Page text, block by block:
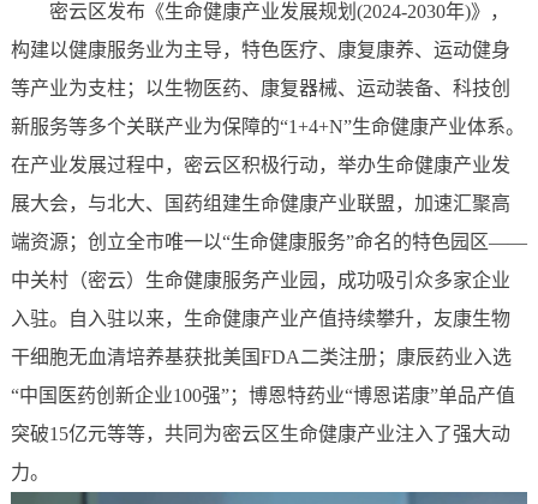
密云区发布《生命健康产业发展规划(2024-2030年)》，
构建以健康服务业为主导，特色医疗、康复康养、运动健身
等产业为支柱；以生物医药、康复器械、运动装备、科技创
新服务等多个关联产业为保障的“1+4+N”生命健康产业体系。
在产业发展过程中，密云区积极行动，举办生命健康产业发
展大会，与北大、国药组建生命健康产业联盟，加速汇聚高
端资源；创立全市唯一以“生命健康服务”命名的特色园区——
中关村（密云）生命健康服务产业园，成功吸引众多家企业
入驻。自入驻以来，生命健康产业产值持续攀升，友康生物
干细胞无血清培养基获批美国FDA二类注册；康辰药业入选
“中国医药创新企业100强”；博恩特药业“博恩诺康”单品产值
突破15亿元等等，共同为密云区生命健康产业注入了强大动
力。